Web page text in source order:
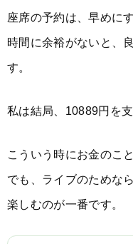
座席の予約は、早めに
時間に余裕がないと、
す。
私は結局、10889円を
こういう時にお金のこ
でも、ライブのためな
楽しむのが一番です。